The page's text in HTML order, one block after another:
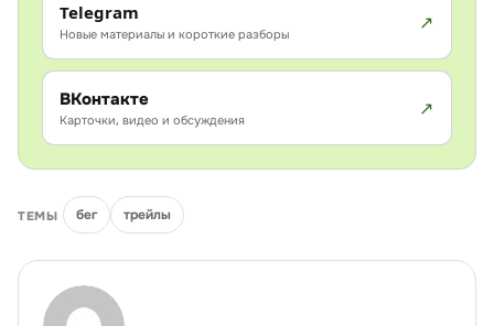
Telegram
Новые материалы и короткие разборы
ВКонтакте
Карточки, видео и обсуждения
ТЕМЫ бег трейлы